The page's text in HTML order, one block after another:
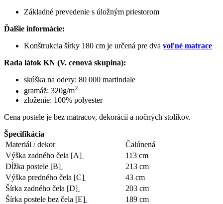
Základné prevedenie s úložným priestorom
Ďalšie informácie:
Konštrukcia šírky 180 cm je určená pre dva voľné matrace
Rada látok KN (V. cenová skupina):
skúška na odery: 80 000 martindale
gramáž: 320g/m2
zloženie: 100% polyester
Cena postele je bez matracov, dekorácií a nočných stolíkov.
Špecifikácia
Materiál / dekor
Čalúnená
Výška zadného čela [A]
113 cm
Dĺžka postele [B]
213 cm
Výška predného čela [C]
43 cm
Šírka zadného čela [D]
203 cm
Šírka postele bez čela [E]
189 cm